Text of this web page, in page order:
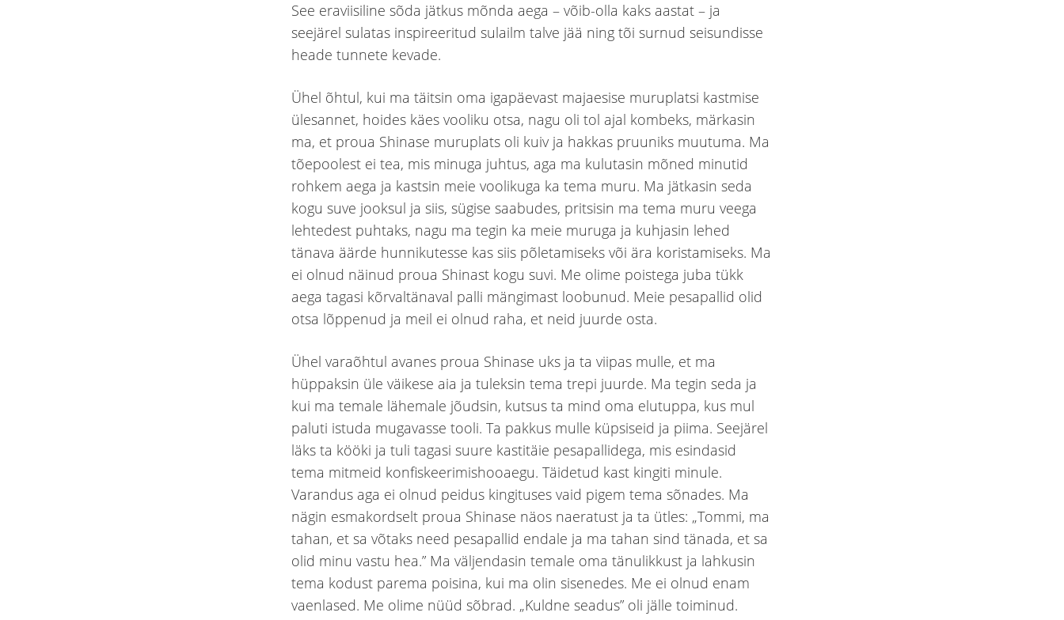
See eraviisiline sõda jätkus mõnda aega – võib-olla kaks aastat – ja
seejärel sulatas inspireeritud sulailm talve jää ning tõi surnud seisundisse
heade tunnete kevade.
Ühel õhtul, kui ma täitsin oma igapäevast majaesise muruplatsi kastmise
ülesannet, hoides käes vooliku otsa, nagu oli tol ajal kombeks, märkasin
ma, et proua Shinase muruplats oli kuiv ja hakkas pruuniks muutuma. Ma
tõepoolest ei tea, mis minuga juhtus, aga ma kulutasin mõned minutid
rohkem aega ja kastsin meie voolikuga ka tema muru. Ma jätkasin seda
kogu suve jooksul ja siis, sügise saabudes, pritsisin ma tema muru veega
lehtedest puhtaks, nagu ma tegin ka meie muruga ja kuhjasin lehed
tänava äärde hunnikutesse kas siis põletamiseks või ära koristamiseks. Ma
ei olnud näinud proua Shinast kogu suvi. Me olime poistega juba tükk
aega tagasi kõrvaltänaval palli mängimast loobunud. Meie pesapallid olid
otsa lõppenud ja meil ei olnud raha, et neid juurde osta.
Ühel varaõhtul avanes proua Shinase uks ja ta viipas mulle, et ma
hüppaksin üle väikese aia ja tuleksin tema trepi juurde. Ma tegin seda ja
kui ma temale lähemale jõudsin, kutsus ta mind oma elutuppa, kus mul
paluti istuda mugavasse tooli. Ta pakkus mulle küpsiseid ja piima. Seejärel
läks ta kööki ja tuli tagasi suure kastitäie pesapallidega, mis esindasid
tema mitmeid konfiskeerimishooaegu. Täidetud kast kingiti minule.
Varandus aga ei olnud peidus kingituses vaid pigem tema sõnades. Ma
nägin esmakordselt proua Shinase näos naeratust ja ta ütles: „Tommi, ma
tahan, et sa võtaks need pesapallid endale ja ma tahan sind tänada, et sa
olid minu vastu hea.” Ma väljendasin temale oma tänulikkust ja lahkusin
tema kodust parema poisina, kui ma olin sisenedes. Me ei olnud enam
vaenlased. Me olime nüüd sõbrad. „Kuldne seadus” oli jälle toiminud.